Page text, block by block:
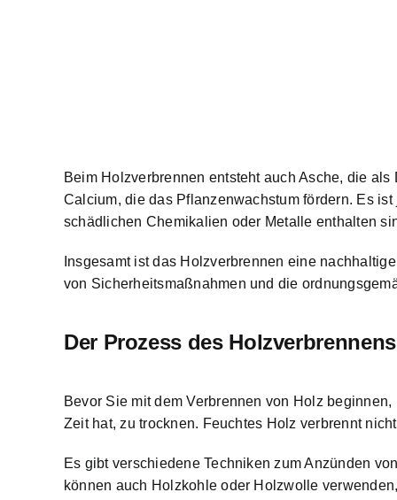
Beim Holzverbrennen entsteht auch Asche, die
Calcium, die das Pflanzenwachstum fördern. Es
schädlichen Chemikalien oder Metalle enthalten
Insgesamt ist das Holzverbrennen eine
von Sicherheitsmaßnahmen und die
Der Prozess des Holzverbrennens
Bevor Sie mit dem Verbrennen von Holz
Zeit hat, zu trocknen. Feuchtes Holz verbrennt
Es gibt verschiedene Techniken zum Anzünden
können auch Holzkohle oder Holzwolle